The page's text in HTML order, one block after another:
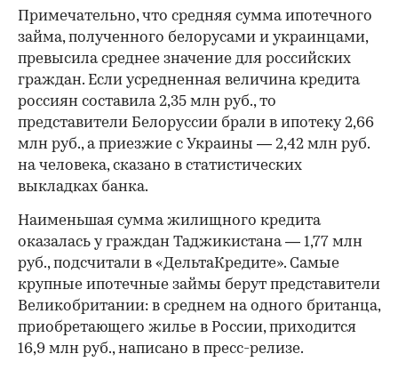
Примечательно, что средняя сумма ипотечного
займа, полученного белорусами и украинцами,
превысила среднее значение для российских
граждан. Если усредненная величина кредита
россиян составила 2,35 млн руб., то
представители Белоруссии брали в ипотеку 2,66
млн руб., а приезжие с Украины — 2,42 млн руб.
на человека, сказано в статистических
выкладках банка.
Наименьшая сумма жилищного кредита
оказалась у граждан Таджикистана — 1,77 млн
руб., подсчитали в «ДельтаКредите». Самые
крупные ипотечные займы берут представители
Великобритании: в среднем на одного британца,
приобретающего жилье в России, приходится
16,9 млн руб., написано в пресс-релизе.